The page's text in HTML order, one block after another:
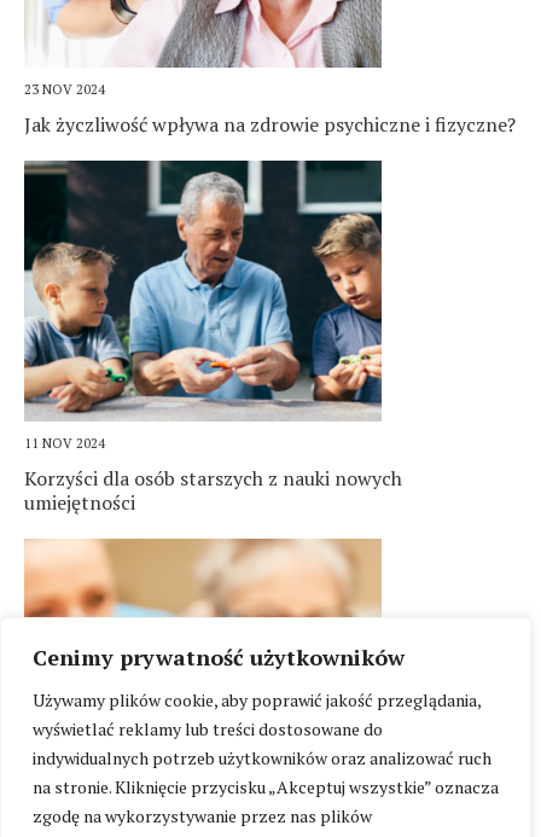
Cenimy prywatność użytkowników
Używamy plików cookie, aby poprawić jakość przeglądania,
wyświetlać reklamy lub treści dostosowane do
indywidualnych potrzeb użytkowników oraz analizować ruch
na stronie. Kliknięcie przycisku „Akceptuj wszystkie” oznacza
zgodę na wykorzystywanie przez nas plików
23 NOV 2024
Jak życzliwość wpływa na zdrowie psychiczne i fizyczne?
11 NOV 2024
Korzyści dla osób starszych z nauki nowych
umiejętności
18 OCT 2024